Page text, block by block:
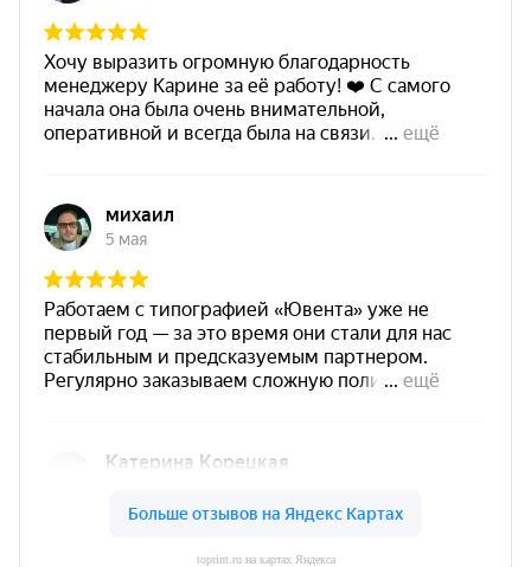
toprint.ru на картах Яндекса